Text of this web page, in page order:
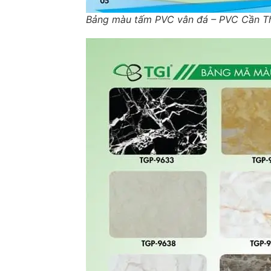
Bảng màu tấm PVC vân đá – PVC Cần